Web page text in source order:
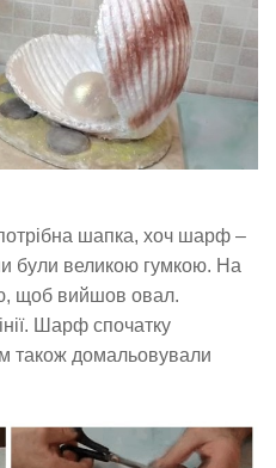
шапка, хоч шарф –
були великою гумкою. На
щоб вийшов овал.
Шарф спочатку
також домальовували